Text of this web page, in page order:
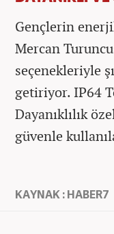
Gençlerin
Mercan
seçenekleriyle
getiriyor. IP64
Dayanıklılık
güvenle
KAYNAK : HABER7